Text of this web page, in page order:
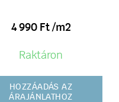
4 990 Ft /m2
Raktáron
HOZZÁADÁS AZ
ÁRAJÁNLATHOZ